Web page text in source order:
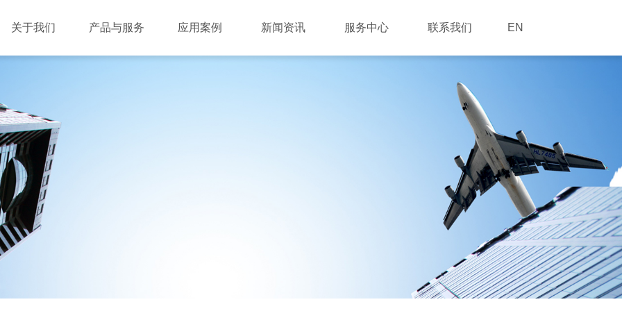
关于我们 产品与服务 应用案例 新闻资讯 服务中心 联系我们 EN